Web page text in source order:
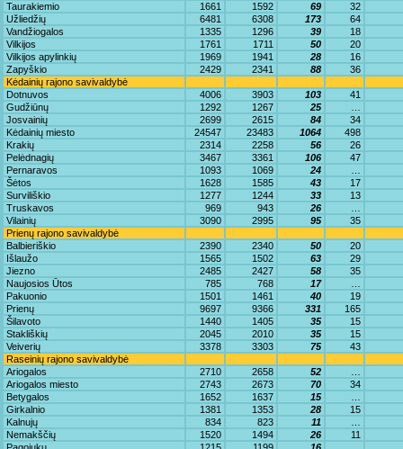
Taurakiemio
1661 1592 69
32
Užliedžių
6481 6308 173
64
Vandžiogalos
1335 1296 39
18
Vilkijos
1761 1711 50
20
Vilkijos apylinkių
1969 1941 28
16
Zapyškio
2429 2341 88
36
Kėdainių rajono savivaldybė
Dotnuvos
4006 3903 103
41
Gudžiūnų
1292 1267 25
Josvainių
2699 2615 84
34
Kėdainių miesto
24547 23483 1064
498
Krakių
2314 2258 56
26
Pelėdnagių
3467 3361 106
47
Pernaravos
1093 1069 24
Šėtos
1628 1585 43
17
Surviliškio
1277 1244 33
13
Truskavos
969 943 26
Vilainių
3090 2995 95
35
Prienų rajono savivaldybė
Balbieriškio
2390 2340 50
20
Išlaužo
1565 1502 63
29
Jiezno
2485 2427 58
35
Naujosios Ūtos
785 768 17
Pakuonio
1501 1461 40
19
Prienų
9697 9366 331
165
Šilavoto
1440 1405 35
15
Stakliškių
2045 2010 35
15
Veiverių
3378 3303 75
43
Raseinių rajono savivaldybė
Ariogalos
2710 2658 52
Ariogalos miesto
2743 2673 70
34
Betygalos
1652 1637 15
Girkalnio
1381 1353 28
15
Kalnujų
834 823 11
Nemakščių
1520 1494 26
11